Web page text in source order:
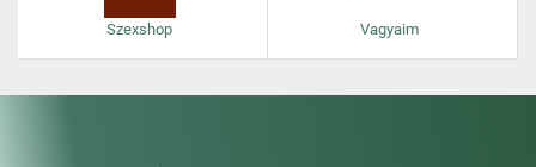
Szexshop Vagyaim